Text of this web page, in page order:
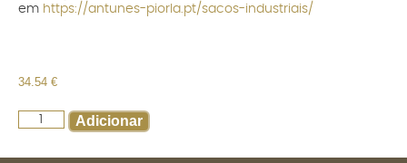
em https://antunes-piorla.pt/sacos-industriais/
34.54 €
Adicionar